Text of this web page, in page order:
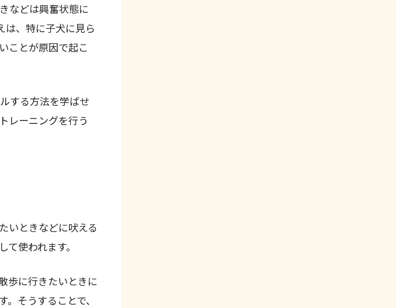
などは興奮状態に
は、特に子犬に見ら
ことが原因で起こ
する方法を学ばせ
レーニングを行う
いときなどに吠える
て使われます。
歩に行きたいときに
そうすることで、